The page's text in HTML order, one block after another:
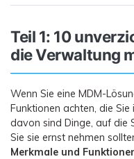
Teil 1: 10
die Verwaltung
Wenn Sie eine MDM-
Funktionen achten, die
davon sind Dinge, auf die
Sie sie ernst nehmen
Merkmale und